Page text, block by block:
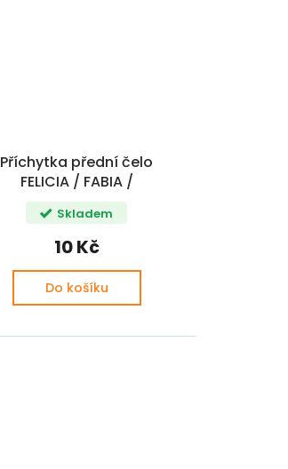
Příchytka přední čelo
FELICIA / FABIA /
OCTAVIA 4,2x11
Skladem
10 Kč
Do košíku